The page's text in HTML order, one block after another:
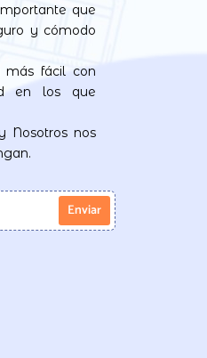
que
y cómodo
más fácil con
en los que
Nosotros nos